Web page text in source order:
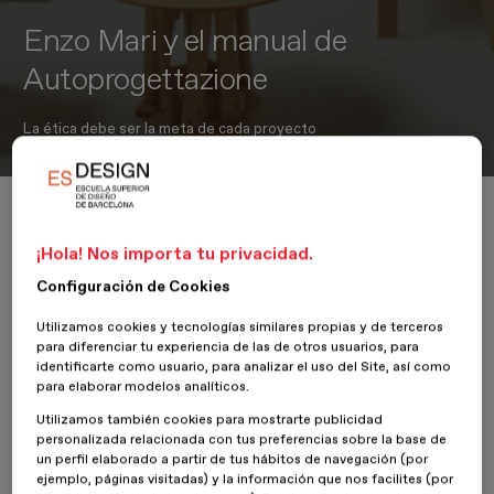
Enzo Mari y el manual de
Autoprogettazione
La ética debe ser la meta de cada proyecto
Actualidad
24 Enero 2018Jordi Blasi
Decepcionado por el camino que había tomado su profesión, de
consumo del que nunca se sintió partícipe, Enzo Mari publicó en
1974 Autoprogettazione , un
manual con instrucciones básicas para la construcción de muebles,
en la que detalla la
¡Hola! Nos importa tu privacidad.
Configuración de Cookies
Utilizamos cookies y tecnologías similares propias y de terceros
para diferenciar tu experiencia de las de otros usuarios, para
identificarte como usuario, para analizar el uso del Site, así como
para elaborar modelos analíticos.
Utilizamos también cookies para mostrarte publicidad
personalizada relacionada con tus preferencias sobre la base de
un perfil elaborado a partir de tus hábitos de navegación (por
ejemplo, páginas visitadas) y la información que nos facilites (por